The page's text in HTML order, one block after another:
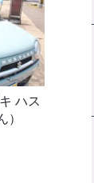
ハス
）